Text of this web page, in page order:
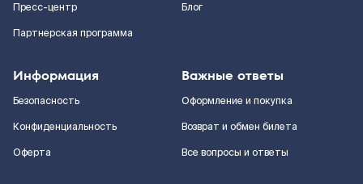
Пресс-центр
Партнерская программа
Блог
Информация
Безопасность
Конфиденциальность
Оферта
Важные ответы
Оформление и покупка
Возврат и обмен билета
Все вопросы и ответы